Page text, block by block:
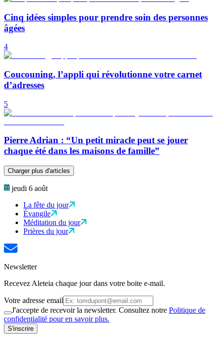
Cinq idées simples pour prendre soin des personnes
âgées
4
Coucouning, l’appli qui révolutionne votre carnet
d’adresses
5
Pierre Adrian : “Un petit miracle peut se jouer
chaque été dans les maisons de famille”
Charger plus d'articles
jeudi 6 août
La fête du jour
Évangile
Méditation du jour
Prières du jour
Newsletter
Recevez Aleteia chaque jour dans votre boite e-mail.
Votre adresse email
J'accepte de recevoir la newsletter. Consultez notre Politique de
confidentialité pour en savoir plus.
S'inscrire